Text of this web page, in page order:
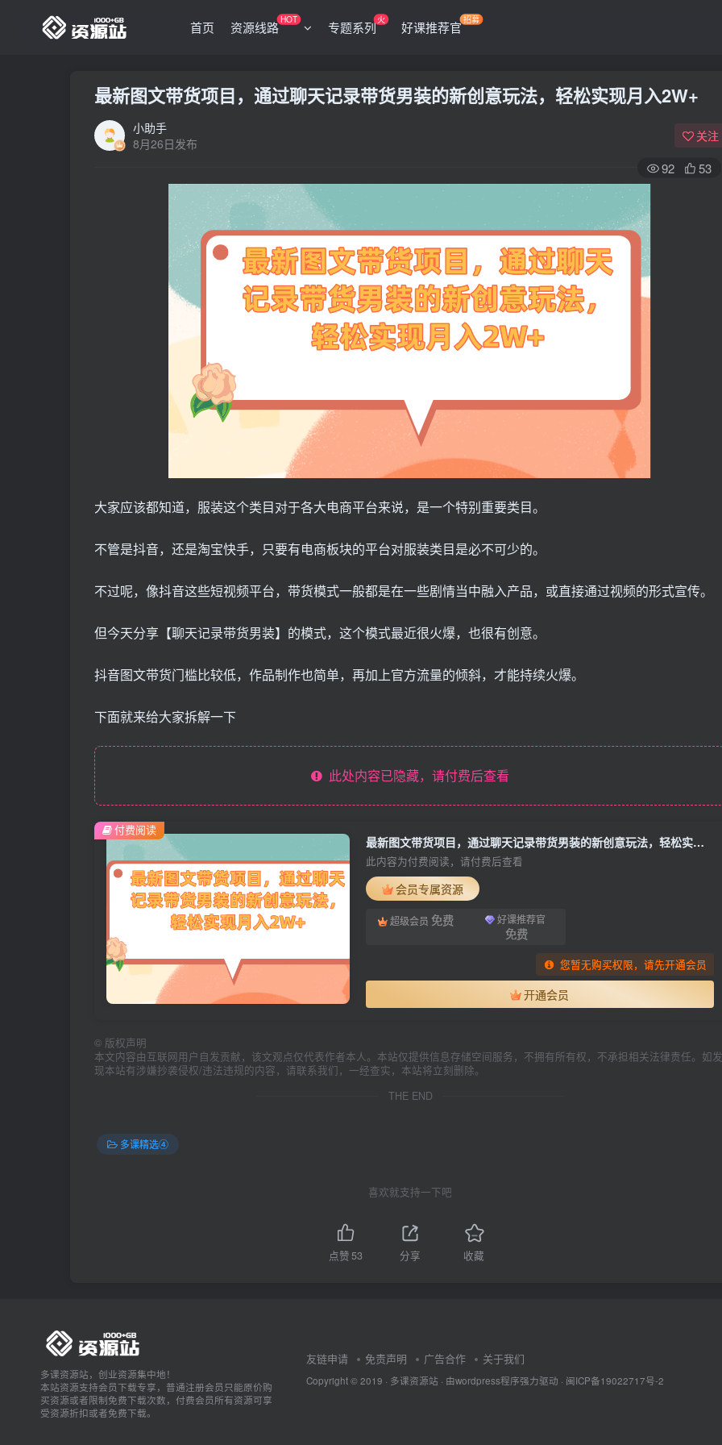
首页 资源线路HOT 专题系列火 好课推荐官招募
最新图文带货项目，通过聊天记录带货男装的新创意玩法，轻松实现月入2W+
小助手
8月26日发布
关注
92 53
大家应该都知道，服装这个类目对于各大电商平台来说，是一个特别重要类目。
不管是抖音，还是淘宝快手，只要有电商板块的平台对服装类目是必不可少的。
不过呢，像抖音这些短视频平台，带货模式一般都是在一些剧情当中融入产品，或直接通过视频的形式宣传。
但今天分享【聊天记录带货男装】的模式，这个模式最近很火爆，也很有创意。
抖音图文带货门槛比较低，作品制作也简单，再加上官方流量的倾斜，才能持续火爆。
下面就来给大家拆解一下
此处内容已隐藏，请付费后查看
最新图文带货项目，通过聊天记录带货男装的新创意玩法，轻松实现月入2W+
此内容为付费阅读，请付费后查看
会员专属资源
超级会员 免费 好课推荐官
免费
您暂无购买权限，请先开通会员
开通会员
付费阅读
© 版权声明
本文内容由互联网用户自发贡献，该文观点仅代表作者本人。本站仅提供信息存储空间服务，不拥有所有权，不承担相关法律责任。如发
现本站有涉嫌抄袭侵权/违法违规的内容，请联系我们，一经查实，本站将立刻删除。
THE END
多课精选④
喜欢就支持一下吧
点赞 53 分享 收藏
多课资源站，创业资源集中地！
本站资源支持会员下载专享，普通注册会员只能原价购
买资源或者限制免费下载次数，付费会员所有资源可享
受资源折扣或者免费下载。
友链申请 免责声明 广告合作 关于我们
Copyright © 2019 · 多课资源站 · 由wordpress程序强力驱动 · 闽ICP备19022717号-2